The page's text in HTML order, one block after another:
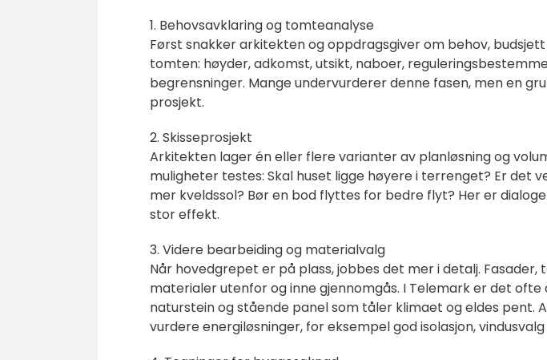
1. Behovsavklaring og tomteanalyse
Først snakker arkitekten og oppdragsgiver om behov,
tomten: høyder, adkomst, utsikt, naboer,
begrensninger. Mange undervurderer denne fasen, men en
prosjekt.
2. Skisseprosjekt
Arkitekten lager én eller flere varianter av planløsning og
muligheter testes: Skal huset ligge høyere i terrenget? Er det
mer kveldssol? Bør en bod flyttes for bedre flyt? Her er
stor effekt.
3. Videre bearbeiding og materialvalg
Når hovedgrepet er på plass, jobbes det mer i detalj. Fasader,
materialer utenfor og inne gjennomgås. I Telemark er det
naturstein og stående panel som tåler klimaet og eldes pent.
vurdere energiløsninger, for eksempel god isolasjon,